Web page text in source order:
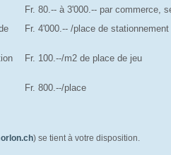
Fr. 80.-- à 3'000.-- par commerce,
Fr. 4'000.-- /place de stationnement
Fr. 100.--/m2 de place de jeu
Fr. 800.--/place
) se tient à votre disposition.